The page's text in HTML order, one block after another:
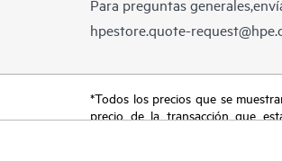
Para preguntas
hpestore.quote-
*Todos los precios que se
precio de la transacción que
del mercado, descatalogación